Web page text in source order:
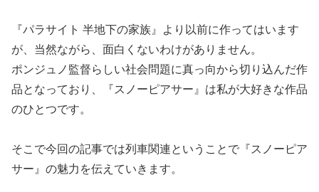
『パラサイト 半地下の家族』より以前に作ってはいます
が、当然ながら、面白くないわけがありません。
ポンジュノ監督らしい社会問題に真っ向から切り込んだ作
品となっており、『スノーピアサー』は私が大好きな作品
のひとつです。
そこで今回の記事では列車関連ということで『スノーピア
サー』の魅力を伝えていきます。